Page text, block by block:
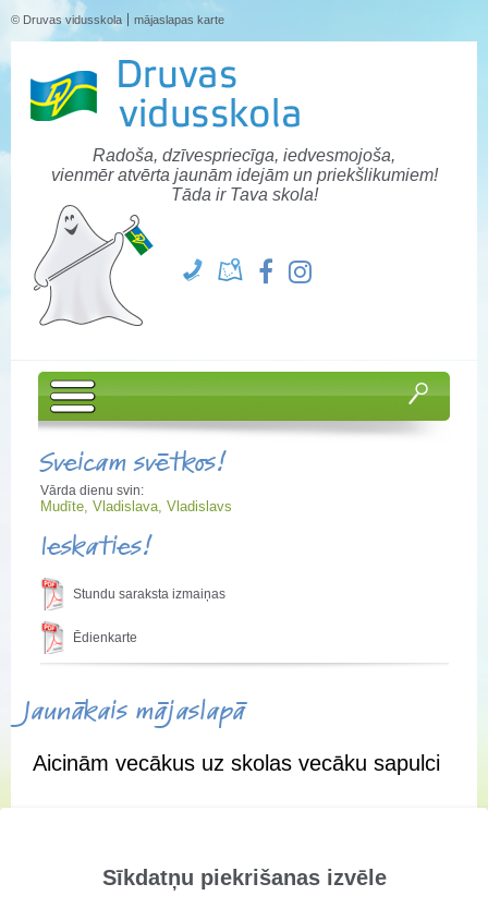
Sīkdatņu piekrišanas izvēle
© Druvas vidusskola mājaslapas karte
Radoša, dzīvespriecīga, iedvesmojoša,
vienmēr atvērta jaunām idejām un priekšlikumiem!
Tāda ir Tava skola!
Sveicam svētkos!
Vārda dienu svin:
Mudīte, Vladislava, Vladislavs
Ieskaties!
Stundu saraksta izmaiņas
Ēdienkarte
Jaunākais mājaslapā
Aicinām vecākus uz skolas vecāku sapulci
Aicinām vecākus uz skolas vecāku sapulci